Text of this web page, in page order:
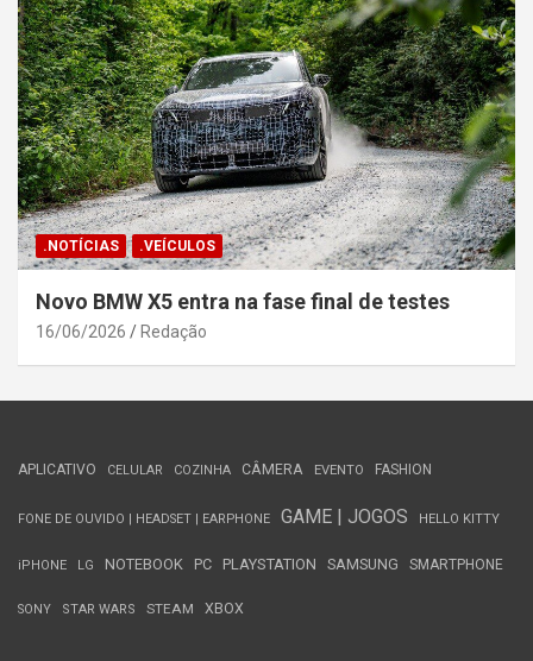
.NOTÍCIAS .VEÍCULOS
Novo BMW X5 entra na fase final de testes
16/06/2026 Redação
APLICATIVO CELULAR COZINHA CÂMERA EVENTO FASHION
FONE DE OUVIDO | HEADSET | EARPHONE GAME | JOGOS HELLO KITTY
iPHONE LG NOTEBOOK PC PLAYSTATION SAMSUNG SMARTPHONE
SONY STAR WARS STEAM XBOX